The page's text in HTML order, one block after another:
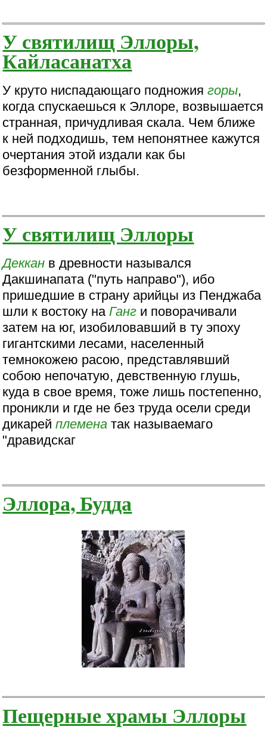
У святилищ Эллоры,
Кайласанатха
У круто ниспадающаго подножиягоры,
когда спускаешься к Эллоре, возвышается
странная, причудливая скала. Чем ближе
к ней подходишь, тем непонятнее кажутся
очертания этой издали как бы
безформенной глыбы.
У святилищ Эллоры
Деккан в древности назывался
Дакшинапата ("путь направо"), ибо
пришедшие в страну арийцы из Пенджаба
шли к востоку наГанг и поворачивали
затем на юг, изобиловавший в ту эпоху
гигантскими лесами, населенный
темнокожею расою, представлявший
собою непочатую, девственную глушь,
куда в свое время, тоже лишь постепенно,
проникли и где не без труда осели среди
дикарейплемена так называемаго
"дравидскаг
Эллора, Будда
Пещерные храмы Эллоры